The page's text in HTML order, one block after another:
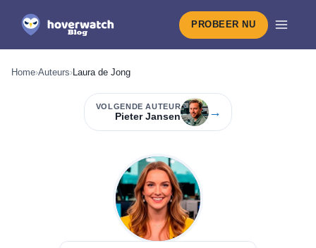
PROBEER NU
Home›Auteurs›Laura de Jong
VOLGENDE AUTEUR
Pieter Jansen →